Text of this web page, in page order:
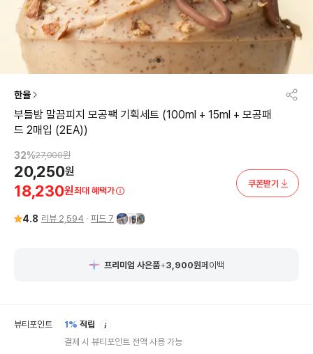
한율
부들밤 말끔피지 모공팩 기획세트 (100ml + 15ml + 모공패
드 2매입 (2EA))
32%27,000원
20,250원
18,230원최대 혜택가
쿠폰받기
4.8 리뷰 2,594 피드 7
프리미엄 사은품+3,900원페이백
뷰티포인트 1% 적립
결제 시 뷰티포인트 전액 사용 가능